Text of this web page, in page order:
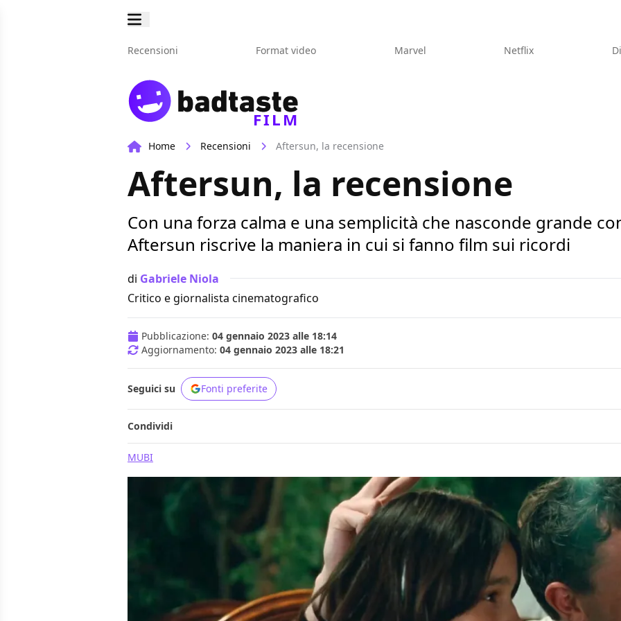
Recensioni Format video Marvel Netflix
FILM
Home Recensioni Aftersun, la recensione
Aftersun, la recensione
Con una forza calma e una semplicità che nasconde grande
Aftersun riscrive la maniera in cui si fanno film sui ricordi
di Gabriele Niola
Critico e giornalista cinematografico
Pubblicazione: 04 gennaio 2023 alle 18:14
Aggiornamento: 04 gennaio 2023 alle 18:21
Seguici su Fonti preferite
Condividi
MUBI